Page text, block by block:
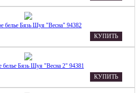
белье Бязь Шуя "Весна" 94382
КУПИТЬ
белье Бязь Шуя "Весна 2" 94381
КУПИТЬ